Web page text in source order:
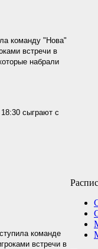
команду "Нова"
встречи в
набрали
сыграют с
команде
встречи в